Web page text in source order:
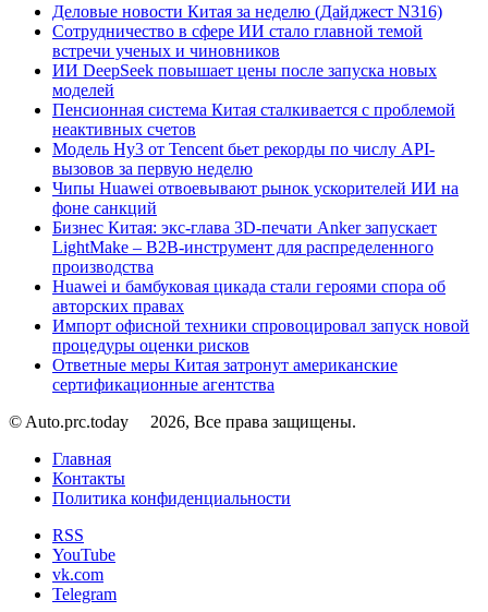
Деловые новости Китая за неделю (Дайджест N316)
Сотрудничество в сфере ИИ стало главной темой
встречи ученых и чиновников
ИИ DeepSeek повышает цены после запуска новых
моделей
Пенсионная система Китая сталкивается с проблемой
неактивных счетов
Модель Hy3 от Tencent бьет рекорды по числу API-
вызовов за первую неделю
Чипы Huawei отвоевывают рынок ускорителей ИИ на
фоне санкций
Бизнес Китая: экс-глава 3D-печати Anker запускает
LightMake – B2B-инструмент для распределенного
производства
Huawei и бамбуковая цикада стали героями спора об
авторских правах
Импорт офисной техники спровоцировал запуск новой
процедуры оценки рисков
Ответные меры Китая затронут американские
сертификационные агентства
© Auto.prc.today
2026, Все права защищены.
Главная
Контакты
Политика конфиденциальности
RSS
YouTube
vk.com
Telegram